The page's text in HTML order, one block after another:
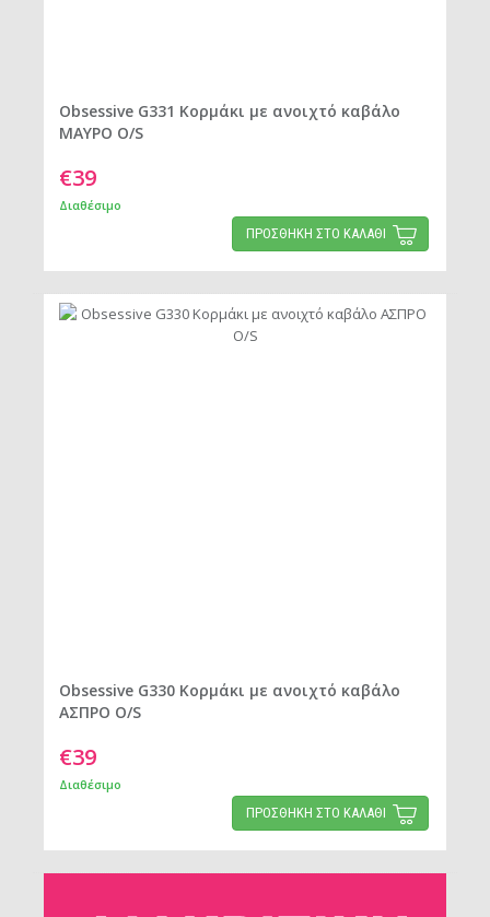
Obsessive G331 Κορμάκι με ανοιχτό καβάλο
ΜΑΥΡΟ O/S
€39
Διαθέσιμο
ΠΡΟΣΘΗΚΗ ΣΤΟ ΚΑΛΑΘΙ
Obsessive G330 Κορμάκι με ανοιχτό καβάλο
ΑΣΠΡΟ O/S
€39
Διαθέσιμο
ΠΡΟΣΘΗΚΗ ΣΤΟ ΚΑΛΑΘΙ